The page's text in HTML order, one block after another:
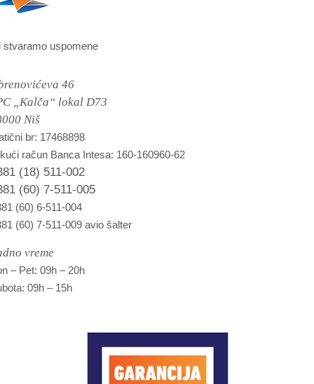
stvaramo uspomene
46
„Kalča“ lokal D73
Niš
br: 17468898
račun Banca Intesa: 160-160960-62
(18) 511-002
(60) 7-511-005
(60) 6-511-004
(60) 7-511-009 avio šalter
vreme
– Pet: 09h – 20h
09h – 15h